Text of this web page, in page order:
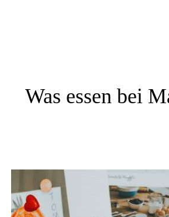
Was essen bei